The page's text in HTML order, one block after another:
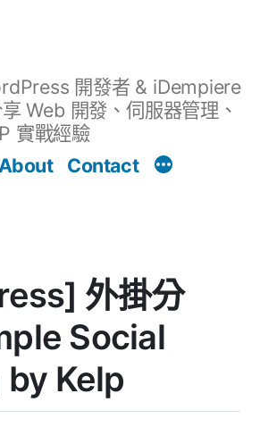
開發者 & iDempiere
Web 開發、伺服器管理、
實戰經驗
Contact
外掛分
Social
Kelp